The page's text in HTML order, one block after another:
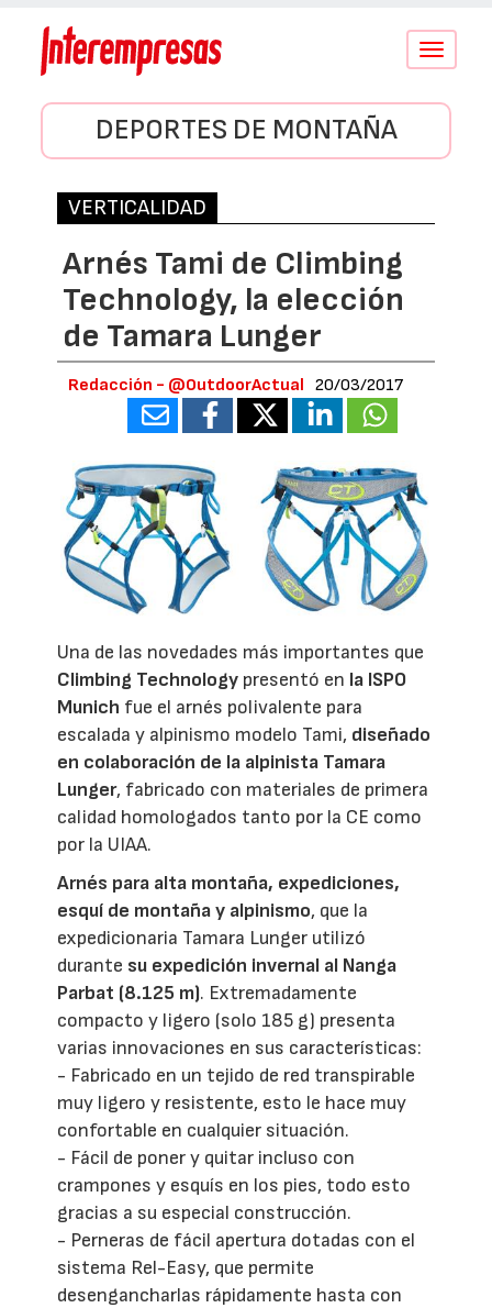
Conmutar
DEPORTES DE MONTAÑA
VERTICALIDAD
Arnés Tami de Climbing
Technology, la elección
de Tamara Lunger
Redacción - @OutdoorActual 20/03/2017
Una de las novedades más importantes que
Climbing Technology presentó en la ISPO
Munich fue el arnés polivalente para
escalada y alpinismo modelo Tami, diseñado
en colaboración de la alpinista Tamara
Lunger, fabricado con materiales de primera
calidad homologados tanto por la CE como
por la UIAA.
Arnés para alta montaña, expediciones,
esquí de montaña y alpinismo, que la
expedicionaria Tamara Lunger utilizó
durante su expedición invernal al Nanga
Parbat (8.125 m). Extremadamente
compacto y ligero (solo 185 g) presenta
varias innovaciones en sus características:
- Fabricado en un tejido de red transpirable
muy ligero y resistente, esto le hace muy
confortable en cualquier situación.
- Fácil de poner y quitar incluso con
crampones y esquís en los pies, todo esto
gracias a su especial construcción.
- Perneras de fácil apertura dotadas con el
sistema Rel-Easy, que permite
desengancharlas rápidamente hasta con